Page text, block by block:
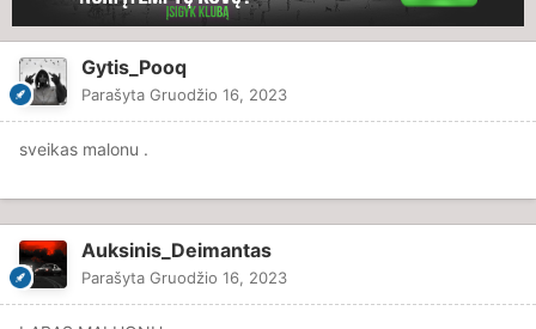
Gytis_Pooq
Parašyta Gruodžio 16, 2023
sveikas malonu .
Auksinis_Deimantas
Parašyta Gruodžio 16, 2023